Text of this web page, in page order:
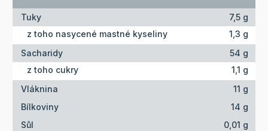
Tuky
7,5 g
z toho nasycené mastné kyseliny
1,3 g
Sacharidy
54 g
z toho cukry
1,1 g
Vláknina
11 g
Bílkoviny
14 g
Sůl
0,01 g